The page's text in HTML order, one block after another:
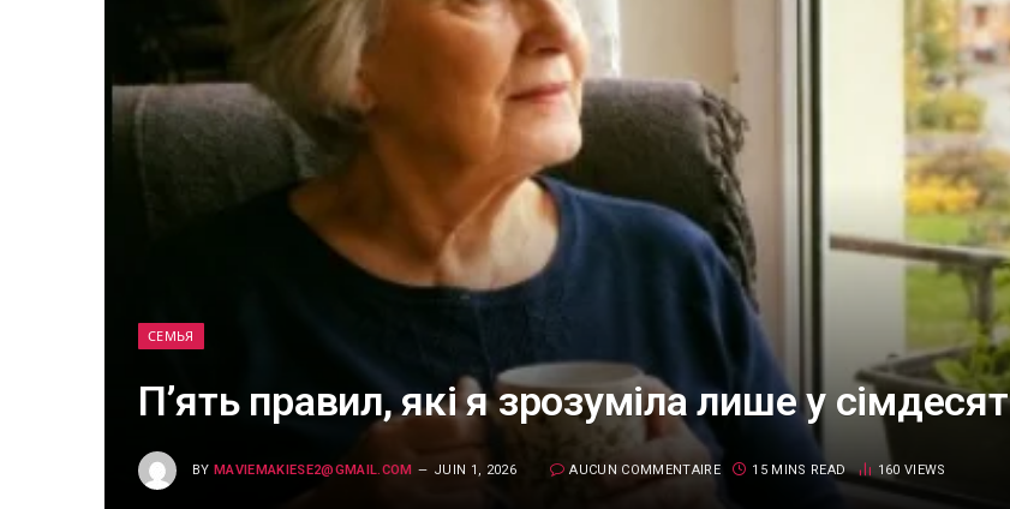
СЕМЬЯ
П’ять правил, які я зрозуміла лише у сімдесят
BY MAVIEMAKIESE2@GMAIL.COM JUIN 1, 2026 AUCUN COMMENTAIRE 15 MINS READ 160 VIEWS